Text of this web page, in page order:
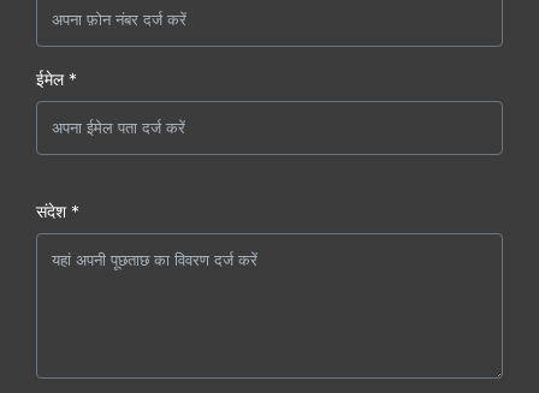
ईमेल *
संदेश *